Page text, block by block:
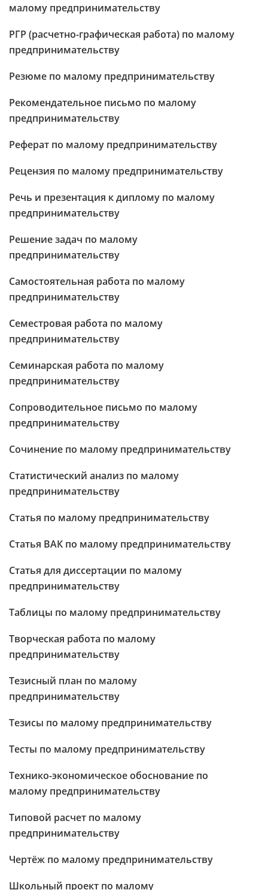
малому предпринимательству
РГР (расчетно-графическая работа) по малому
предпринимательству
Резюме по малому предпринимательству
Рекомендательное письмо по малому
предпринимательству
Реферат по малому предпринимательству
Рецензия по малому предпринимательству
Речь и презентация к диплому по малому
предпринимательству
Решение задач по малому
предпринимательству
Самостоятельная работа по малому
предпринимательству
Семестровая работа по малому
предпринимательству
Семинарская работа по малому
предпринимательству
Сопроводительное письмо по малому
предпринимательству
Сочинение по малому предпринимательству
Статистический анализ по малому
предпринимательству
Статья по малому предпринимательству
Статья ВАК по малому предпринимательству
Статья для диссертации по малому
предпринимательству
Таблицы по малому предпринимательству
Творческая работа по малому
предпринимательству
Тезисный план по малому
предпринимательству
Тезисы по малому предпринимательству
Тесты по малому предпринимательству
Технико-экономическое обоснование по
малому предпринимательству
Типовой расчет по малому
предпринимательству
Чертёж по малому предпринимательству
Школьный проект по малому